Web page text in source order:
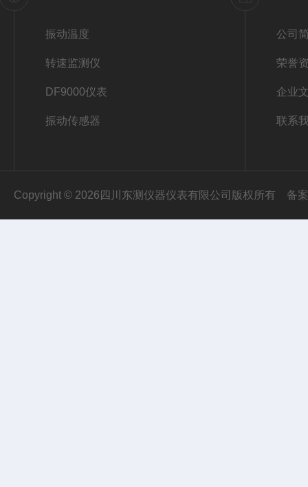
振动温度
转速监测仪
DF9000仪表
振动传感器
公司
荣誉
企业
联系
Copyright © 2026四川东测仪器仪表有限公司版权所有 备